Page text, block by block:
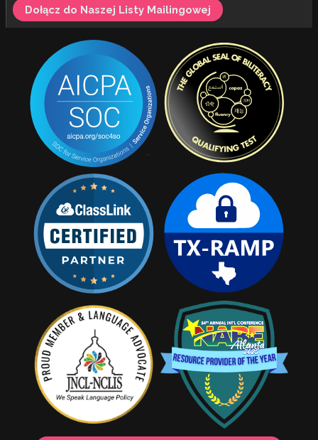
Dołącz do Naszej Listy Mailingowej